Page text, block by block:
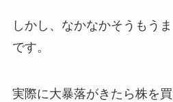
しかし、なかなかそうもう
です。
実際に大暴落がきたら株を